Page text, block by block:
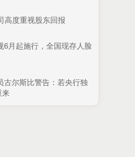
高度重视股东回报
6月起施行，全国现存人脸
古尔斯比警告：若央行独
来